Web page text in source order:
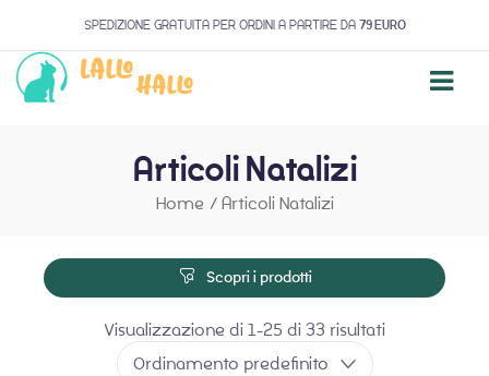
SPEDIZIONE GRATUITA PER ORDINI A PARTIRE DA 79 EURO
Articoli Natalizi
Home / Articoli Natalizi
Scopri i prodotti
Visualizzazione di 1-25 di 33 risultati
Ordinamento predefinito